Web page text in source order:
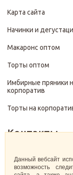
Карта сайта
Начинки и
Макаронс оптом
Торты оптом
Имбирные пряники
корпоратив
Торты на
Контакты
+7 (499) 322-
Данный вебсайт
возможность